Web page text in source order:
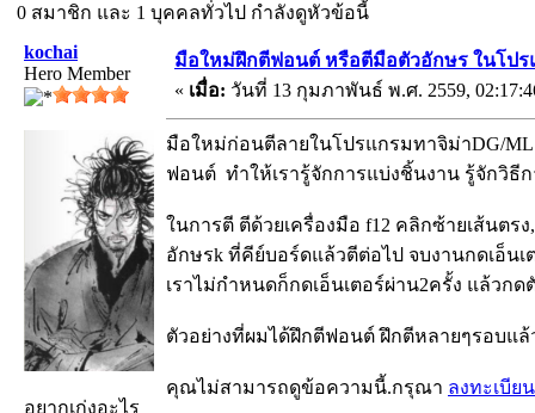
0 สมาชิก และ 1 บุคคลทั่วไป กำลังดูหัวข้อนี้
kochai
Hero Member
อยากเก่งอะไร
มือใหม่ฝึกตีฟอนต์ หรือตีมือตัวอักษร ในโปร
« เมื่อ: วันที่ 13 กุมภาพันธ์ พ.ศ. 2559,
มือใหม่ก่อนตีลายในโปรแกรมทาจิม่าDG/
ฟอนต์ ทำให้เรารู้จักการแบ่งชิ้นงาน รู้จักวิธี
ในการตี ตีด้วยเครื่องมือ f12 คลิกซ้ายเส้นต
อักษรk ที่คีย์บอร์ดแล้วตีต่อไป จบงานกดเอ็น
เราไม่กำหนดก็กดเอ็นเตอร์ผ่าน2ครั้ง แล้วก
ตัวอย่างที่ผมได้ฝึกตีฟอนต์ ฝึกตีหลายๆรอบแ
คุณไม่สามารถดูข้อความนี้.กรุณา ลงทะเบียน